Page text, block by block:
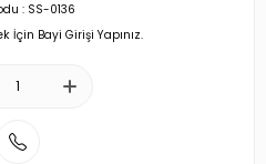
: SS-0136
İçin Bayi Girişi Yapınız.